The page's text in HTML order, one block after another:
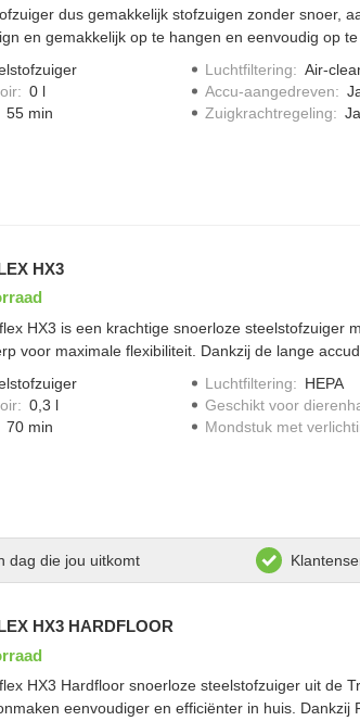
dus gemakkelijk stofzuigen zonder snoer,
en gemakkelijk op te hangen en eenvoudig op te
vermogen van 210 watt, stofreservoir
system, twee -traps filtersysteem, inclusief
: 0 l
55 min
Luchtfiltering: Air-
Accu-aangedreven:
Zuigkrachtregeling: Ja
HX3
HX3 is een krachtige snoerloze steelstofzuiger
voor maximale flexibiliteit. Dankzij de lange
HEPA-filter zorgt voor schone uitblaaslucht, ideaal
: 0,3 l
70 min
Luchtfiltering: HEPA
Geschikt voor
Mondstuk met
dag die jou uitkomt
HX3 HARDFLOOR
HX3 Hardfloor snoerloze steelstofzuiger uit de
eenvoudiger en efficiënter in huis. Dankzij